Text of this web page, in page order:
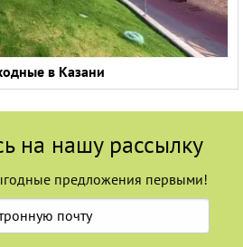
в Казани
на нашу рассылку
предложения первыми!